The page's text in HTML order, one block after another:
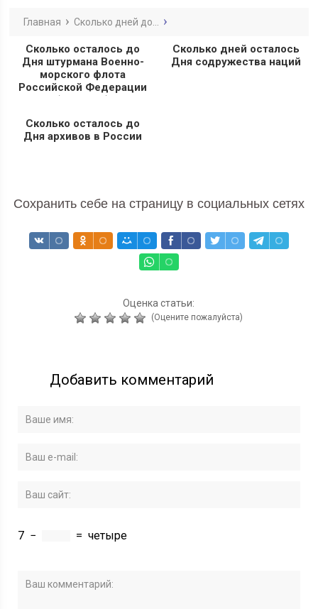
Главная Сколько дней до...
Сколько осталось до
Дня штурмана Военно-
морского флота
Российской Федерации
(ВМФ РФ)
Сколько дней осталось
Дня содружества наций
Сколько осталось до
Дня архивов в России
Сохранить себе на страницу в социальных сетях
Оценка статьи:
(Оцените пожалуйста)
Добавить комментарий
7 − = четыре